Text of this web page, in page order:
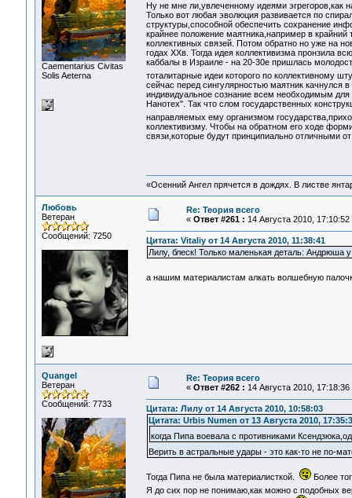
Сaementarius Civitas
Solis Aeterna
Ну не мне ли,увлеченному идеями эгрегоров,как
Только вот любая эволюция развивается по
структуры,способной обеспечить сохранение
крайнее положение маятника,например в
коллективных связей. Потом обратно но уже на
годах ХХв. Тогда идея коллективизма пронзила
каббалы в Израиле - на 20-30е пришлась
тоталитарные идеи которого по коллективному
сейчас перед сингулярностью маятник качнулся
индивидуальное сознание всем необходимым
Нанотех". Так что слом государственных
направляемых ему организмом
коллективизму. Чтобы на обратном его ходе
связи,которые будут принципиально отличными
«Осенний Ангел прячется в дождях. В листве
Любовь
Ветеран
Сообщений: 7250
Re: Теория всего
« Ответ #261 : 14 Августа 2010, 17:10:52
Цитата: Vitaliy от 14 Августа 2010, 11:38:41
Лилу, блеск! Только маленькая деталь: Андрюша
а нашим материалистам алкать волшебную
Quangel
Ветеран
Сообщений: 7733
Re: Теория всего
« Ответ #262 : 14 Августа 2010, 17:18:36
Цитата: Лилу от 14 Августа 2010, 10:58:03
Цитата: Urbis Numen от 13 Августа 2010,
когда Пипа воевала с противниками
Верить в астральные удары - это как-то не по-
Тогда Пипа не была материалисткой.
Более
Я до сих пор не понимаю,как можно с подобных